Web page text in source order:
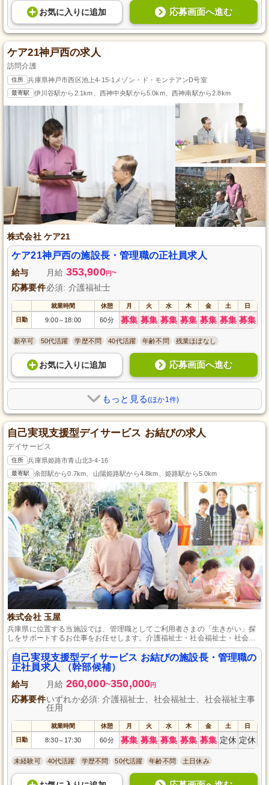
お気に入り に追加 応募画面へ進む
ケア21神戸西の求人
訪問介護
住所 兵庫県神戸市西区池上4-15-1メゾン・ド・モンテアンD号室
最寄駅 伊川谷駅から2.1km、西神中央駅から5.0km、西神南駅から2.8km
株式会社 ケア21
ケア21神戸西の施設長・管理職の正社員求人
給与 月給 353,900円~
応募要件必須: 介護福祉士
就業時間 休憩 月 火 水 木 金 土 日
日勤 9:00～ 18:00 60分 募集 募集 募集 募集 募集 募集 募集
新卒可 50代活躍 学歴不問 40代活躍 年齢不問 残業ほぼなし
お気に入り に追加 応募画面へ進む
もっと見る(ほか1件)
自己実現支援型デイサービス お結びの求人
デイサービス
住所 兵庫県姫路市青山北3-4-16
最寄駅 余部駅から0.7km、山陽姫路駅から4.8km、姫路駅から5.0km
株式会社 玉屋
兵庫県に位置する当施設では、管理職としてご利用者さまの「生きがい」探
しをサポートするお仕事をお任せします。介護福祉士・社会福祉士・社会福
祉主事任用の資格をお持ちであれば、未経験の方でも大歓迎です。レクリエ
ーションや機能訓練など、多彩なサービスを提供しており、職員一人ひとり
の成長をしっかりと支援する昇給制度も整っています。あなたの熱意と頑張
りが人々の笑顔を生み出すことに繋がる、やりがいのある職場です。
自己実現支援型デイサービス お結びの施設長・管理職の
正社員求人 （幹部候補）
給与 月給 260,000~350,000円
応募要件いずれか必須: 介護福祉士、社会福祉士、社会福祉主事
任用
就業時間 休憩 月 火 水 木 金 土 日
日勤 8:30～ 17:30 60分 募集 募集 募集 募集 募集 定休 定休
未経験可 40代活躍 学歴不問 50代活躍 年齢不問 土日休み